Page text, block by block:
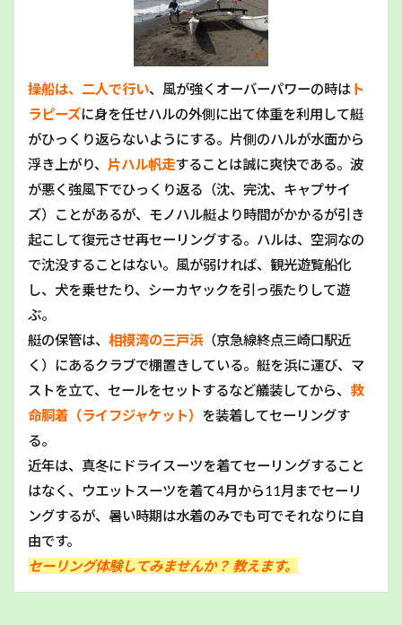
操船は、二人で行い、風が強くオーバーパワーの時は ト
ラピーズに身を任せハルの外側に出て体重を利用して艇
がひっくり返らないようにする。片側のハルが水面から
浮き上がり、 片ハル帆走することは誠に爽快である。波
が悪く強風下でひっくり返る（沈、完沈、キャプサイ
ズ）ことがあるが、モノハル艇より時間がかかるが引き
起こして復元させ再セーリングする。ハルは、空洞なの
で沈没することはない。風が弱ければ、観光遊覧船化
し、犬を乗せたり、シーカヤックを引っ張たりして遊
ぶ。
艇の保管は、 相模湾の三戸浜（京急線終点三崎口駅近
く）にあるクラブで棚置きしている。艇を浜に運び、マ
ストを立て、セールをセットするなど艤装してから、 救
命胴着（ライフジャケット） を装着してセーリングす
る。
近年は、真冬にドライスーツを着てセーリングすること
はなく、ウエットスーツを着て4月から11月までセーリ
ングするが、暑い時期は水着のみでも可でそれなりに自
由です。
セーリング体験してみませんか？ 教えます。